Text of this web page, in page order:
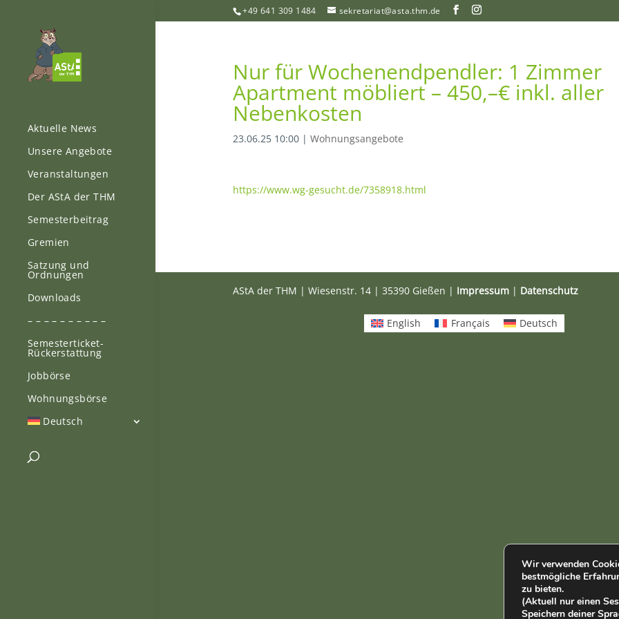
+49 641 309 1484 sekretariat@asta.thm.de
Aktuelle News
Unsere Angebote
Veranstaltungen
Der AStA der THM
Semesterbeitrag
Gremien
Satzung und
Ordnungen
Downloads
– – – – – – – – – –
Semesterticket-
Rückerstattung
Jobbörse
Wohnungsbörse
Deutsch
Nur für Wochenendpendler: 1 Zimmer
Apartment möbliert – 450,–€ inkl. aller
Nebenkosten
23.06.25 10:00| Wohnungsangebote
https://www.wg-gesucht.de/7358918.html
AStA der THM | Wiesenstr. 14 | 35390 Gießen | Impressum| Datenschutz
Wir verwenden
bestmögliche
zu bieten.
(Aktuell nur einen
Speichern deiner
English Français Deutsch